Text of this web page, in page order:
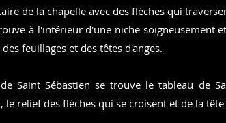
de la chapelle avec des flèches qui
à l'intérieur d'une niche soigneusement
feuillages et des têtes d'anges.
Saint Sébastien se trouve le tableau de
le relief des flèches qui se croisent et de la